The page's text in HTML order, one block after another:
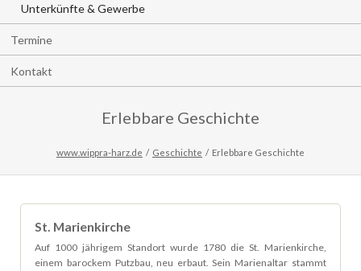
Unterkünfte & Gewerbe
Termine
Kontakt
Erlebbare Geschichte
www.wippra-harz.de Geschichte Erlebbare Geschichte
St. Marienkirche
Auf 1000 jährigem Standort wurde 1780 die St. Marienkirche,
einem barockem Putzbau, neu erbaut. Sein Marienaltar stammt